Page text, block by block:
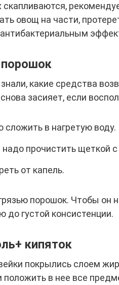
овощ на части,
порошок
какие средства
засияет, если
в нагретую воду.
прочистить щеткой с
от капель.
порошок. Чтобы он
густой консистенции.
кипяток
покрылись слоем
положить в нее все